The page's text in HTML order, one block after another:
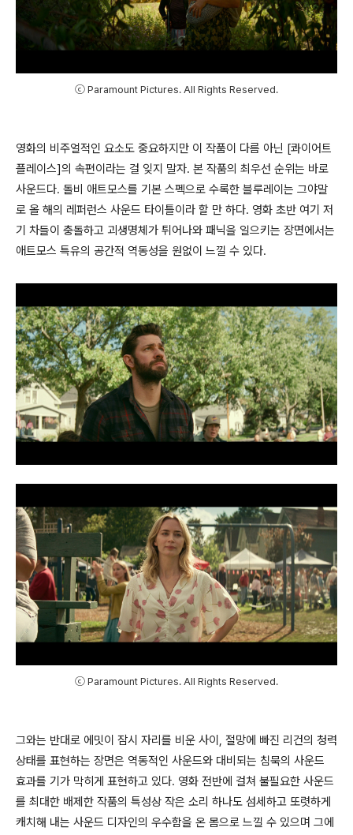
ⓒ Paramount Pictures. All Rights Reserved.
영화의 비주얼적인 요소도 중요하지만 이 작품이 다름 아닌 [콰이어트
플레이스]의 속편이라는 걸 잊지 말자. 본 작품의 최우선 순위는 바로
사운드다. 돌비 애트모스를 기본 스펙으로 수록한 블루레이는 그야말
로 올 해의 레퍼런스 사운드 타이틀이라 할 만 하다. 영화 초반 여기 저
기 차들이 충돌하고 괴생명체가 튀어나와 패닉을 일으키는 장면에서는
애트모스 특유의 공간적 역동성을 원없이 느낄 수 있다.
ⓒ Paramount Pictures. All Rights Reserved.
그와는 반대로 에밋이 잠시 자리를 비운 사이, 절망에 빠진 리건의 청력
상태를 표현하는 장면은 역동적인 사운드와 대비되는 침묵의 사운드
효과를 기가 막히게 표현하고 있다. 영화 전반에 걸쳐 불필요한 사운드
를 최대한 배제한 작품의 특성상 작은 소리 하나도 섬세하고 또렷하게
캐치해 내는 사운드 디자인의 우수함을 온 몸으로 느낄 수 있으며 그에